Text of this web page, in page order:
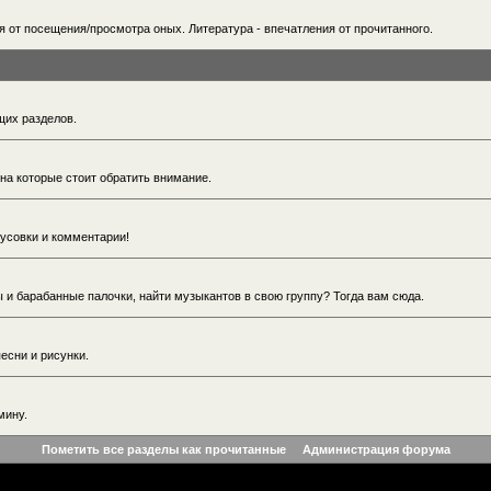
посещения/просмотра оных. Литература - впечатления от прочитанного.
разделов.
которые стоит обратить внимание.
и комментарии!
барабанные палочки, найти музыкантов в свою группу? Тогда вам сюда.
и рисунки.
Пометить все разделы как прочитанные Администрация форума